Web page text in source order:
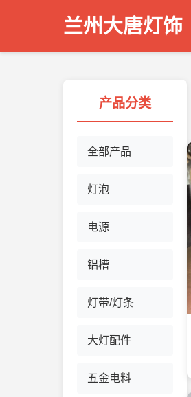
兰州大唐灯饰
产品分类
全部产品
灯泡
电源
铝槽
灯带/灯条
大灯配件
五金电料